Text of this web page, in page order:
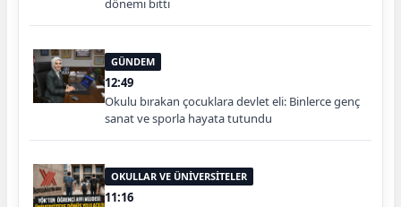
dönemi bitti
GÜNDEM
12:49
Okulu bırakan çocuklara devlet eli: Binlerce genç
sanat ve sporla hayata tutundu
OKULLAR VE ÜNİVERSİTELER
11:16